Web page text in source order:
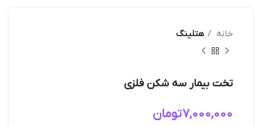
خانه هتلینگ
تخت بیمار سه شکن فلزی
7,000,000تومان